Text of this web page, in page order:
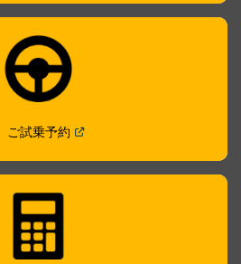
ご試乗予約( Open in a new window